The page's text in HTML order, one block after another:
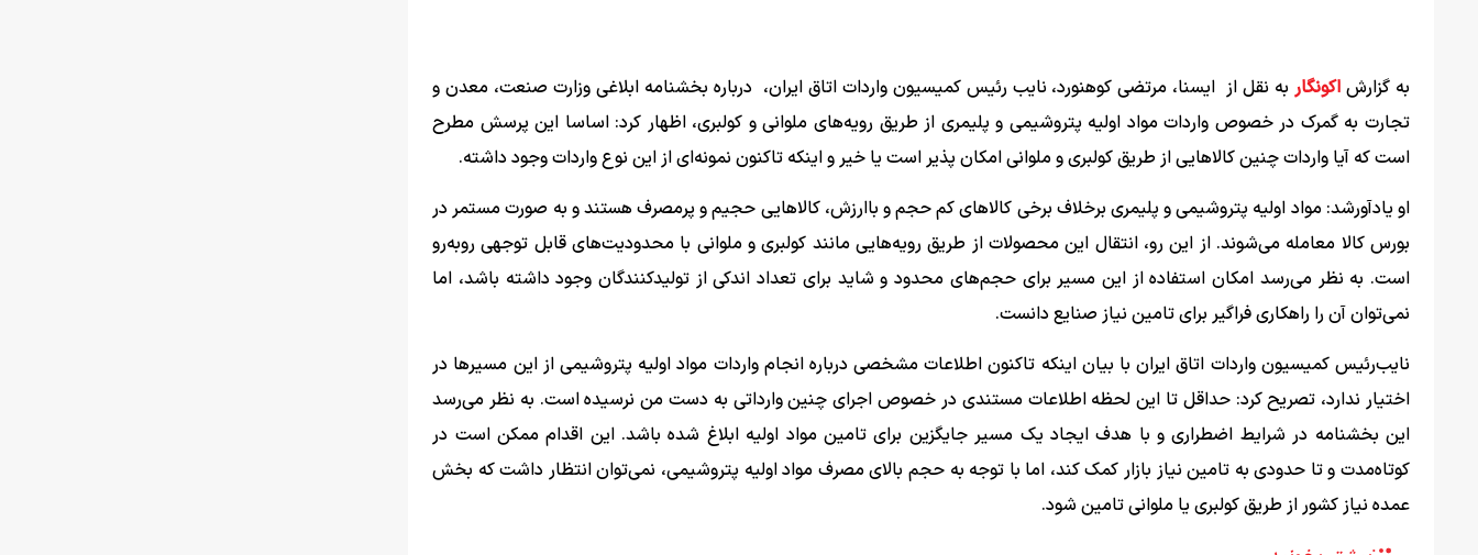
به گزارش اکونگار به نقل از ایسنا، مرتضی کوهنورد، نایب‌ رئیس کمیسیون واردات اتاق ایران، درباره بخشنامه ابلاغی وزارت صنعت، معدن و
تجارت به گمرک در خصوص واردات مواد اولیه پتروشیمی و پلیمری از طریق رویه‌های ملوانی و کولبری، اظهار کرد: اساسا این پرسش مطرح
است که آیا واردات چنین کالاهایی از طریق کولبری و ملوانی امکان ‌پذیر است یا خیر و اینکه تاکنون نمونه‌ای از این نوع واردات وجود داشته.
او یادآورشد: مواد اولیه پتروشیمی و پلیمری برخلاف برخی کالاهای کم ‌حجم و باارزش، کالاهایی حجیم و پرمصرف هستند و به ‌صورت مستمر در
بورس کالا معامله می‌شوند. از این رو، انتقال این محصولات از طریق رویه‌هایی مانند کولبری و ملوانی با محدودیت‌های قابل توجهی روبه‌رو
است. به نظر می‌رسد امکان استفاده از این مسیر برای حجم‌های محدود و شاید برای تعداد اندکی از تولیدکنندگان وجود داشته باشد، اما
نمی‌توان آن را راهکاری فراگیر برای تامین نیاز صنایع دانست.
نایب‌رئیس کمیسیون واردات اتاق ایران با بیان اینکه تاکنون اطلاعات مشخصی درباره انجام واردات مواد اولیه پتروشیمی از این مسیرها در
اختیار ندارد، تصریح کرد: حداقل تا این لحظه اطلاعات مستندی در خصوص اجرای چنین وارداتی به دست من نرسیده است. به نظر می‌رسد
این بخشنامه در شرایط اضطراری و با هدف ایجاد یک مسیر جایگزین برای تامین مواد اولیه ابلاغ شده باشد. این اقدام ممکن است در
کوتاه‌مدت و تا حدودی به تامین نیاز بازار کمک کند، اما با توجه به حجم بالای مصرف مواد اولیه پتروشیمی، نمی‌توان انتظار داشت که بخش
عمده نیاز کشور از طریق کولبری یا ملوانی تامین شود.